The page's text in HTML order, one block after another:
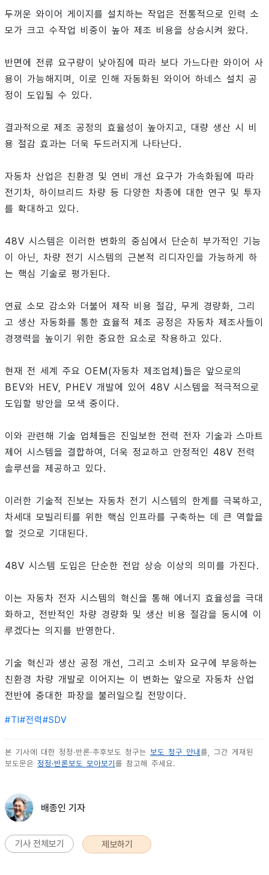
두꺼운 와이어 게이지를 설치하는 작업은 전통적으로 인력 소
모가 크고 수작업 비중이 높아 제조 비용을 상승시켜 왔다.
반면에 전류 요구량이 낮아짐에 따라 보다 가느다란 와이어 사
용이 가능해지며, 이로 인해 자동화된 와이어 하네스 설치 공
정이 도입될 수 있다.
결과적으로 제조 공정의 효율성이 높아지고, 대량 생산 시 비
용 절감 효과는 더욱 두드러지게 나타난다.
자동차 산업은 친환경 및 연비 개선 요구가 가속화됨에 따라
전기차, 하이브리드 차량 등 다양한 차종에 대한 연구 및 투자
를 확대하고 있다.
48V 시스템은 이러한 변화의 중심에서 단순히 부가적인 기능
이 아닌, 차량 전기 시스템의 근본적 리디자인을 가능하게 하
는 핵심 기술로 평가된다.
연료 소모 감소와 더불어 제작 비용 절감, 무게 경량화, 그리
고 생산 자동화를 통한 효율적 제조 공정은 자동차 제조사들이
경쟁력을 높이기 위한 중요한 요소로 작용하고 있다.
현재 전 세계 주요 OEM(자동차 제조업체)들은 앞으로의
BEV와 HEV, PHEV 개발에 있어 48V 시스템을 적극적으로
도입할 방안을 모색 중이다.
이와 관련해 기술 업체들은 진일보한 전력 전자 기술과 스마트
제어 시스템을 결합하여, 더욱 정교하고 안정적인 48V 전력
솔루션을 제공하고 있다.
이러한 기술적 진보는 자동차 전기 시스템의 한계를 극복하고,
차세대 모빌리티를 위한 핵심 인프라를 구축하는 데 큰 역할을
할 것으로 기대된다.
48V 시스템 도입은 단순한 전압 상승 이상의 의미를 가진다.
이는 자동차 전자 시스템의 혁신을 통해 에너지 효율성을 극대
화하고, 전반적인 차량 경량화 및 생산 비용 절감을 동시에 이
루겠다는 의지를 반영한다.
기술 혁신과 생산 공정 개선, 그리고 소비자 요구에 부응하는
친환경 차량 개발로 이어지는 이 변화는 앞으로 자동차 산업
전반에 중대한 파장을 불러일으킬 전망이다.
#TI#전력#SDV
본 기사에 대한 정정·반론·추후보도 청구는 보도 청구 안내를, 그간 게재된
보도문은 정정·반론보도 모아보기를 참고해 주세요.
배종인 기자
기사 전체보기 제보하기